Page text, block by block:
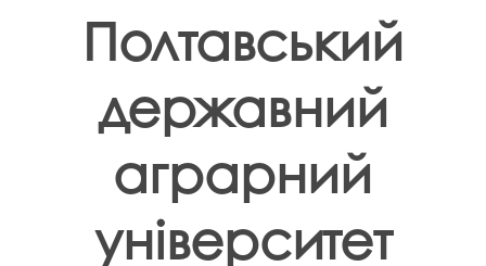
Полтавський
державний
аграрний
університет